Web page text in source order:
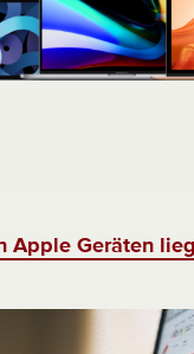
Apple Geräten